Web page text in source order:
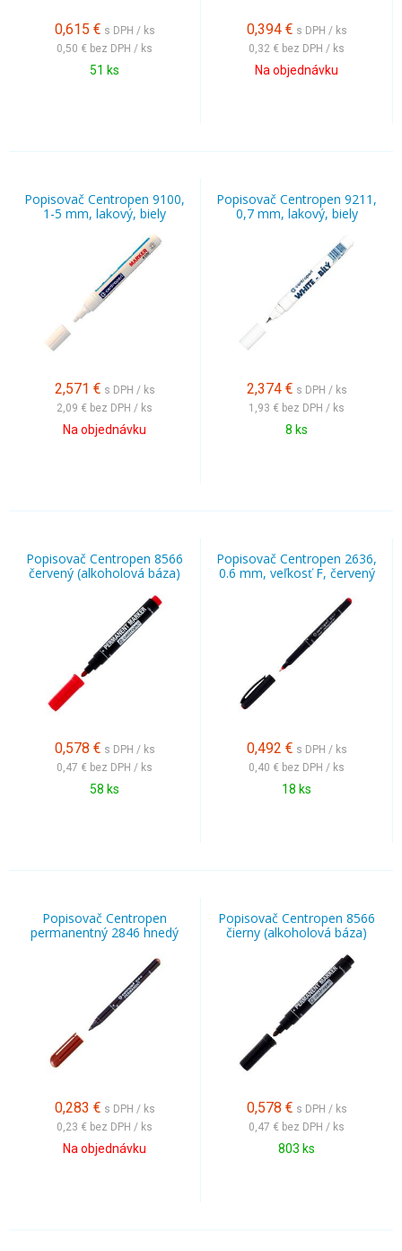
0,615 € s DPH / ks
0,50 € bez DPH / ks
51 ks
0,394 € s DPH / ks
0,32 € bez DPH / ks
Na objednávku
Popisovač Centropen 9100,
1-5 mm, lakový, biely
2,571 € s DPH / ks
2,09 € bez DPH / ks
Na objednávku
Popisovač Centropen 9211,
0,7 mm, lakový, biely
2,374 € s DPH / ks
1,93 € bez DPH / ks
8 ks
Popisovač Centropen 8566
červený (alkoholová báza)
0,578 € s DPH / ks
0,47 € bez DPH / ks
58 ks
Popisovač Centropen 2636,
0.6 mm, veľkosť F, červený
0,492 € s DPH / ks
0,40 € bez DPH / ks
18 ks
Popisovač Centropen
permanentný 2846 hnedý
0,283 € s DPH / ks
0,23 € bez DPH / ks
Na objednávku
Popisovač Centropen 8566
čierny (alkoholová báza)
0,578 € s DPH / ks
0,47 € bez DPH / ks
803 ks